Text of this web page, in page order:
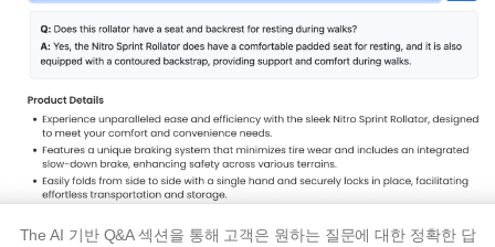
TheAI 기반Q&A 섹션을 통해 고객은 원하는 질문에 대한 정확한 답